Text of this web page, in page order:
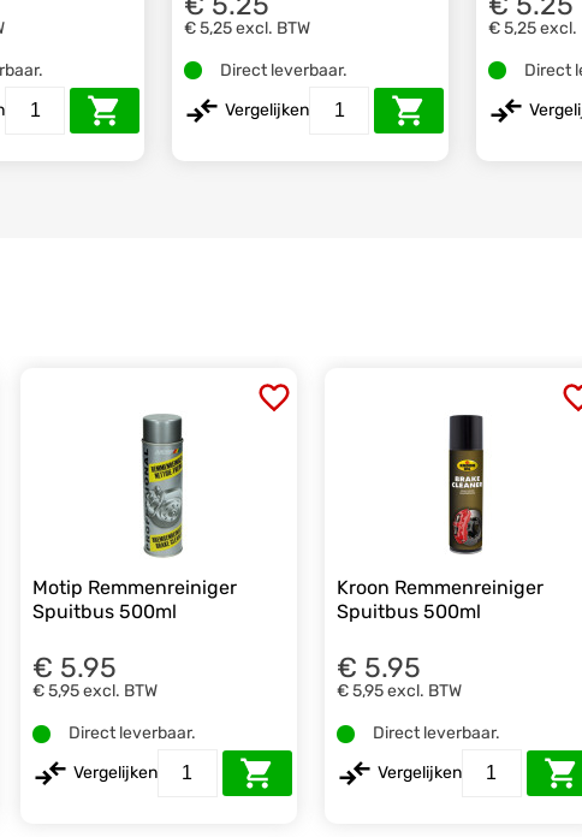
€ 5,25 excl. BTW
Direct leverbaar.
Vergelijken
€ 5,25 excl.
Direct
Motip Remmenreiniger
Spuitbus 500ml
€ 5.95
€ 5,95excl. BTW
Direct leverbaar.
Vergelijken
Kroon Remmenreiniger
Spuitbus 500ml
€ 5.95
€ 5,95excl. BTW
Direct leverbaar.
Vergelijken